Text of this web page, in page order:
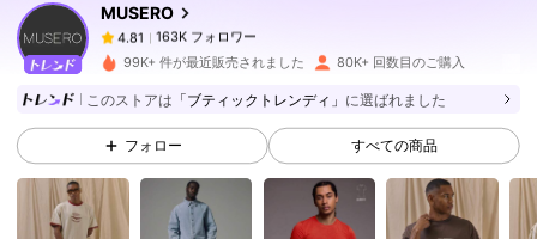
MUSERO
4.81
163K フォロワー
h***9は3時間前に購入しました
4.81 163K フォロワー
4.81 163K フォロワー
99K+ 件が最近販売されました 80K+ 回数目のご購入
このストアは 「ブティックトレンディ」 に選ばれました
フォロー すべての商品